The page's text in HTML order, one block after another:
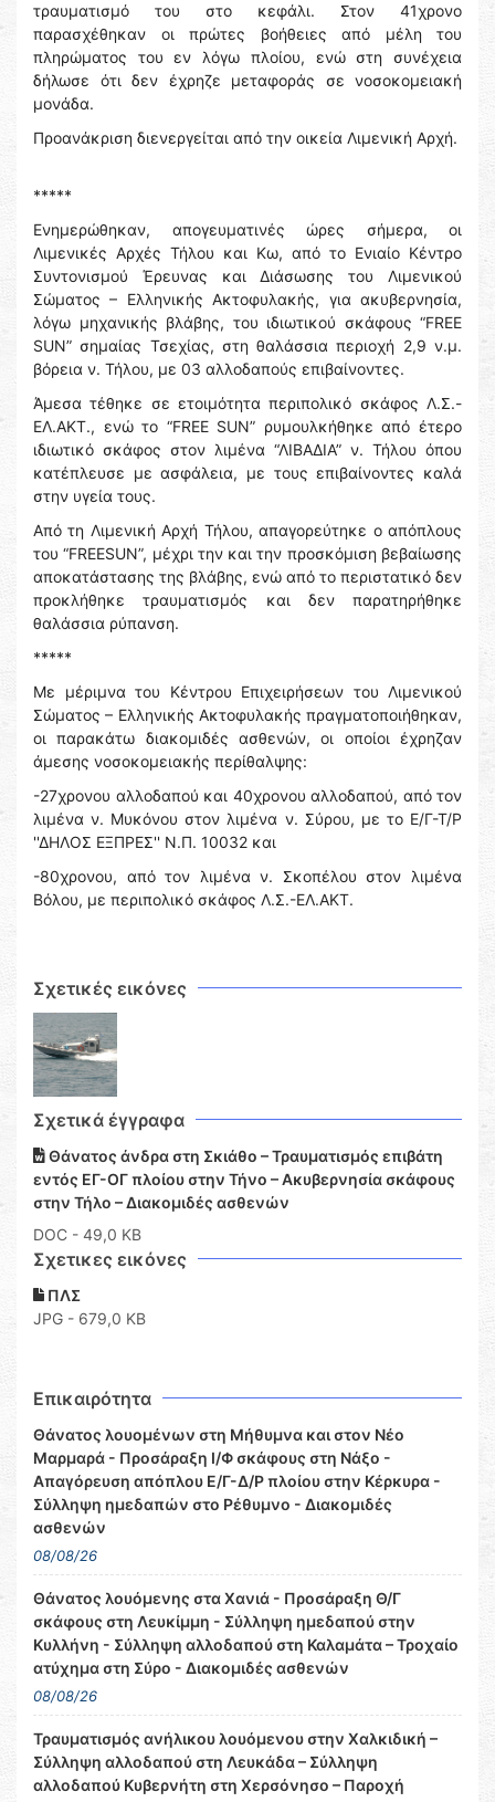
τραυματισμό του στο κεφάλι. Στον 41χρονο
παρασχέθηκαν οι πρώτες βοήθειες από μέλη του
πληρώματος του εν λόγω πλοίου, ενώ στη συνέχεια
δήλωσε ότι δεν έχρηζε μεταφοράς σε νοσοκομειακή
μονάδα.
Προανάκριση διενεργείται από την οικεία Λιμενική Αρχή.
*****
Ενημερώθηκαν, απογευματινές ώρες σήμερα, οι
Λιμενικές Αρχές Τήλου και Κω, από το Ενιαίο Κέντρο
Συντονισμού Έρευνας και Διάσωσης του Λιμενικού
Σώματος – Ελληνικής Ακτοφυλακής, για ακυβερνησία,
λόγω μηχανικής βλάβης, του ιδιωτικού σκάφους “FREE
SUN” σημαίας Τσεχίας, στη θαλάσσια περιοχή 2,9 ν.μ.
βόρεια ν. Τήλου, με 03 αλλοδαπούς επιβαίνοντες.
Άμεσα τέθηκε σε ετοιμότητα περιπολικό σκάφος Λ.Σ.-
ΕΛ.ΑΚΤ., ενώ το “FREE SUN” ρυμουλκήθηκε από έτερο
ιδιωτικό σκάφος στον λιμένα “ΛΙΒΑΔΙΑ” ν. Τήλου όπου
κατέπλευσε με ασφάλεια, με τους επιβαίνοντες καλά
στην υγεία τους.
Από τη Λιμενική Αρχή Τήλου, απαγορεύτηκε ο απόπλους
του “FREESUN”, μέχρι την και την προσκόμιση βεβαίωσης
αποκατάστασης της βλάβης, ενώ από το περιστατικό δεν
προκλήθηκε τραυματισμός και δεν παρατηρήθηκε
θαλάσσια ρύπανση.
*****
Με μέριμνα του Κέντρου Επιχειρήσεων του Λιμενικού
Σώματος – Ελληνικής Ακτοφυλακής πραγματοποιήθηκαν,
οι παρακάτω διακομιδές ασθενών, οι οποίοι έχρηζαν
άμεσης νοσοκομειακής περίθαλψης:
-27χρονου αλλοδαπού και 40χρονου αλλοδαπού, από τον
λιμένα ν. Μυκόνου στον λιμένα ν. Σύρου, με το Ε/Γ-Τ/Ρ
''ΔΗΛΟΣ ΕΞΠΡΕΣ'' Ν.Π. 10032 και
-80χρονου, από τον λιμένα ν. Σκοπέλου στον λιμένα
Βόλου, με περιπολικό σκάφος Λ.Σ.-ΕΛ.ΑΚΤ.
Σχετικές εικόνες
Σχετικά έγγραφα
Θάνατος άνδρα στη Σκιάθο – Τραυματισμός επιβάτη
εντός ΕΓ-ΟΓ πλοίου στην Τήνο – Ακυβερνησία σκάφους
στην Τήλο – Διακομιδές ασθενών
DOC - 49,0 KB
Σχετικες εικόνες
ΠΛΣ
JPG - 679,0 KB
Επικαιρότητα
Θάνατος λουομένων στη Μήθυμνα και στον Νέο
Μαρμαρά - Προσάραξη Ι/Φ σκάφους στη Νάξο -
Απαγόρευση απόπλου Ε/Γ-Δ/Ρ πλοίου στην Κέρκυρα -
Σύλληψη ημεδαπών στο Ρέθυμνο - Διακομιδές
ασθενών
08/08/26
Θάνατος λουόμενης στα Χανιά - Προσάραξη Θ/Γ
σκάφους στη Λευκίμμη - Σύλληψη ημεδαπού στην
Κυλλήνη - Σύλληψη αλλοδαπού στη Καλαμάτα – Τροχαίο
ατύχημα στη Σύρο - Διακομιδές ασθενών
08/08/26
Τραυματισμός ανήλικου λουόμενου στην Χαλκιδική –
Σύλληψη αλλοδαπού στη Λευκάδα – Σύλληψη
αλλοδαπού Κυβερνήτη στη Χερσόνησο – Παροχή